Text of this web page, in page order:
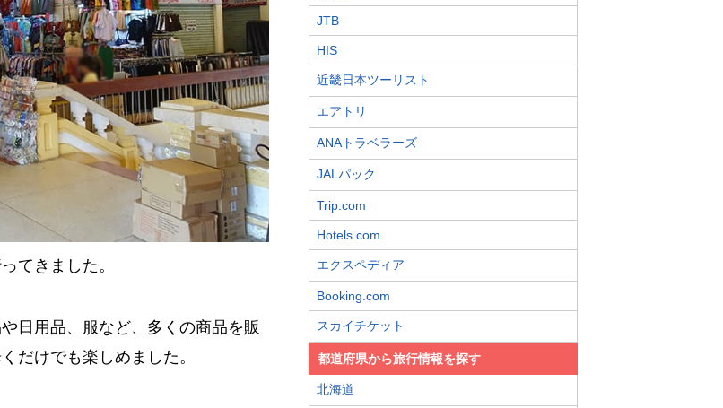
てきました。
日用品、服など、多くの商品を販
だけでも楽しめました。
JTB
HIS
近畿日本ツーリスト
エアトリ
ANAトラベラーズ
JALパック
Trip.com
Hotels.com
エクスペディア
Booking.com
スカイチケット
都道府県から旅行情報を探す
北海道